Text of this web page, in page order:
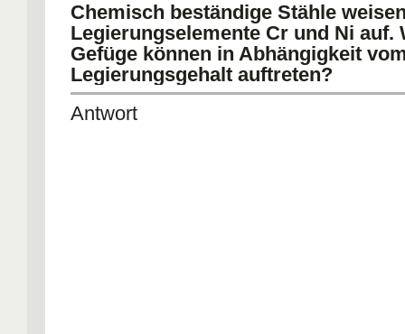
Chemisch beständige Stähle
Legierungselemente Cr und Ni auf.
Gefüge können in Abhängigkeit
Legierungsgehalt auftreten?
Antwort